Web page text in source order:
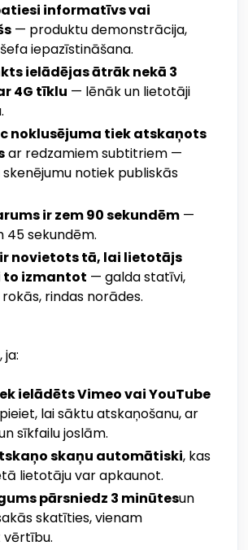
informatīvs vai
— produktu demonstrācija,
iepazīstināšana.
ielādējas ātrāk nekā 3
4G tīklu — lēnāk un lietotāji
noklusējuma tiek atskaņots
ar redzamiem subtitriem —
notiek publiskās
ir zem 90 sekundēm —
45 sekundēm.
ir novietots tā, lai lietotājs
to izmantot — galda statīvi,
rindas norādes.
ja:
ielādēts Vimeo vai YouTube
lai sāktu atskaņošanu, ar
sīkfailu joslām.
skaņu automātiski, kas
lietotāju var apkaunot.
pārsniedz 3 minūtesun
skatīties, vienam